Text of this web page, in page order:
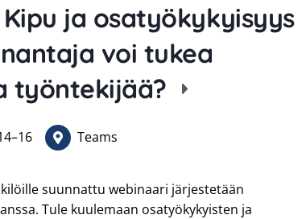
ja osatyökykyisyys
voi tukea
työntekijää?
–16 Teams
suunnattu webinaari järjestetään
Tule kuulemaan osatyökykyisten ja